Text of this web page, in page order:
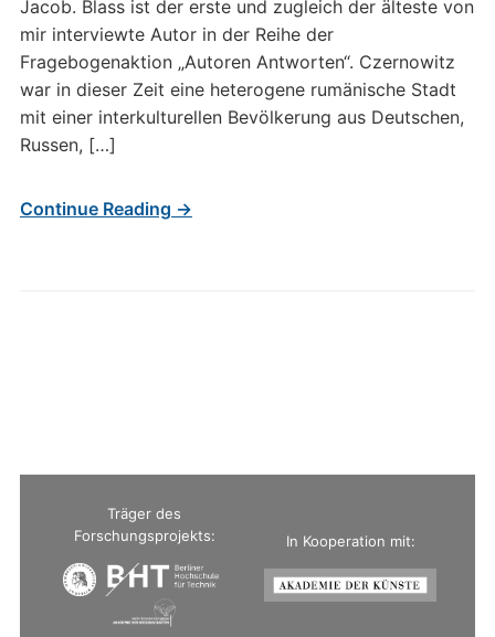
Jacob. Blass ist der erste und zugleich der älteste von
mir interviewte Autor in der Reihe der
Fragebogenaktion „Autoren Antworten“. Czernowitz
war in dieser Zeit eine heterogene rumänische Stadt
mit einer interkulturellen Bevölkerung aus Deutschen,
Russen, […]
Continue Reading →
Träger des
Forschungsprojekts:
In Kooperation mit: